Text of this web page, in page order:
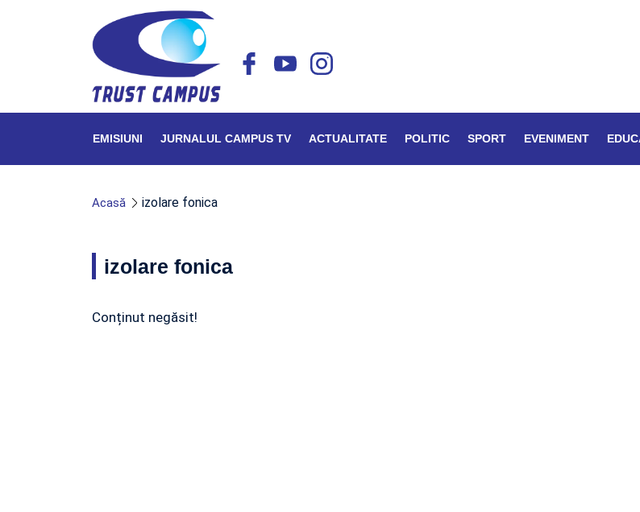
EMISIUNI JURNALUL CAMPUS TV ACTUALITATE POLITIC SPORT EVENIMENT
Acasă izolare fonica
izolare fonica
Conținut negăsit!